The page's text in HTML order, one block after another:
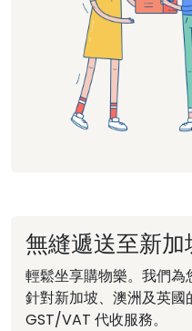
無縫遞送至新
輕鬆坐享購物樂。我們為
針對新加坡、澳洲及英
GST/VAT 代收服務。